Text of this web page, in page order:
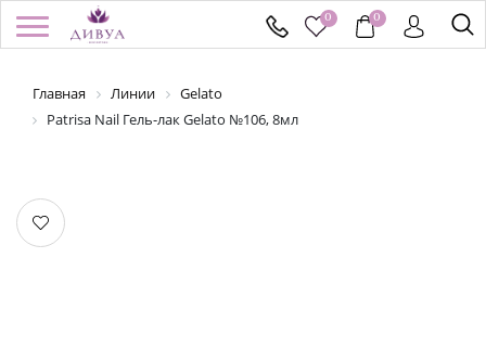
0 0
Войти / Регистрация
БРЕНДЫ
Здравствуйте! Что вы ищете?
Главная Линии
Gelato
Patrisa Nail Гель-лак Gelato №106, 8мл